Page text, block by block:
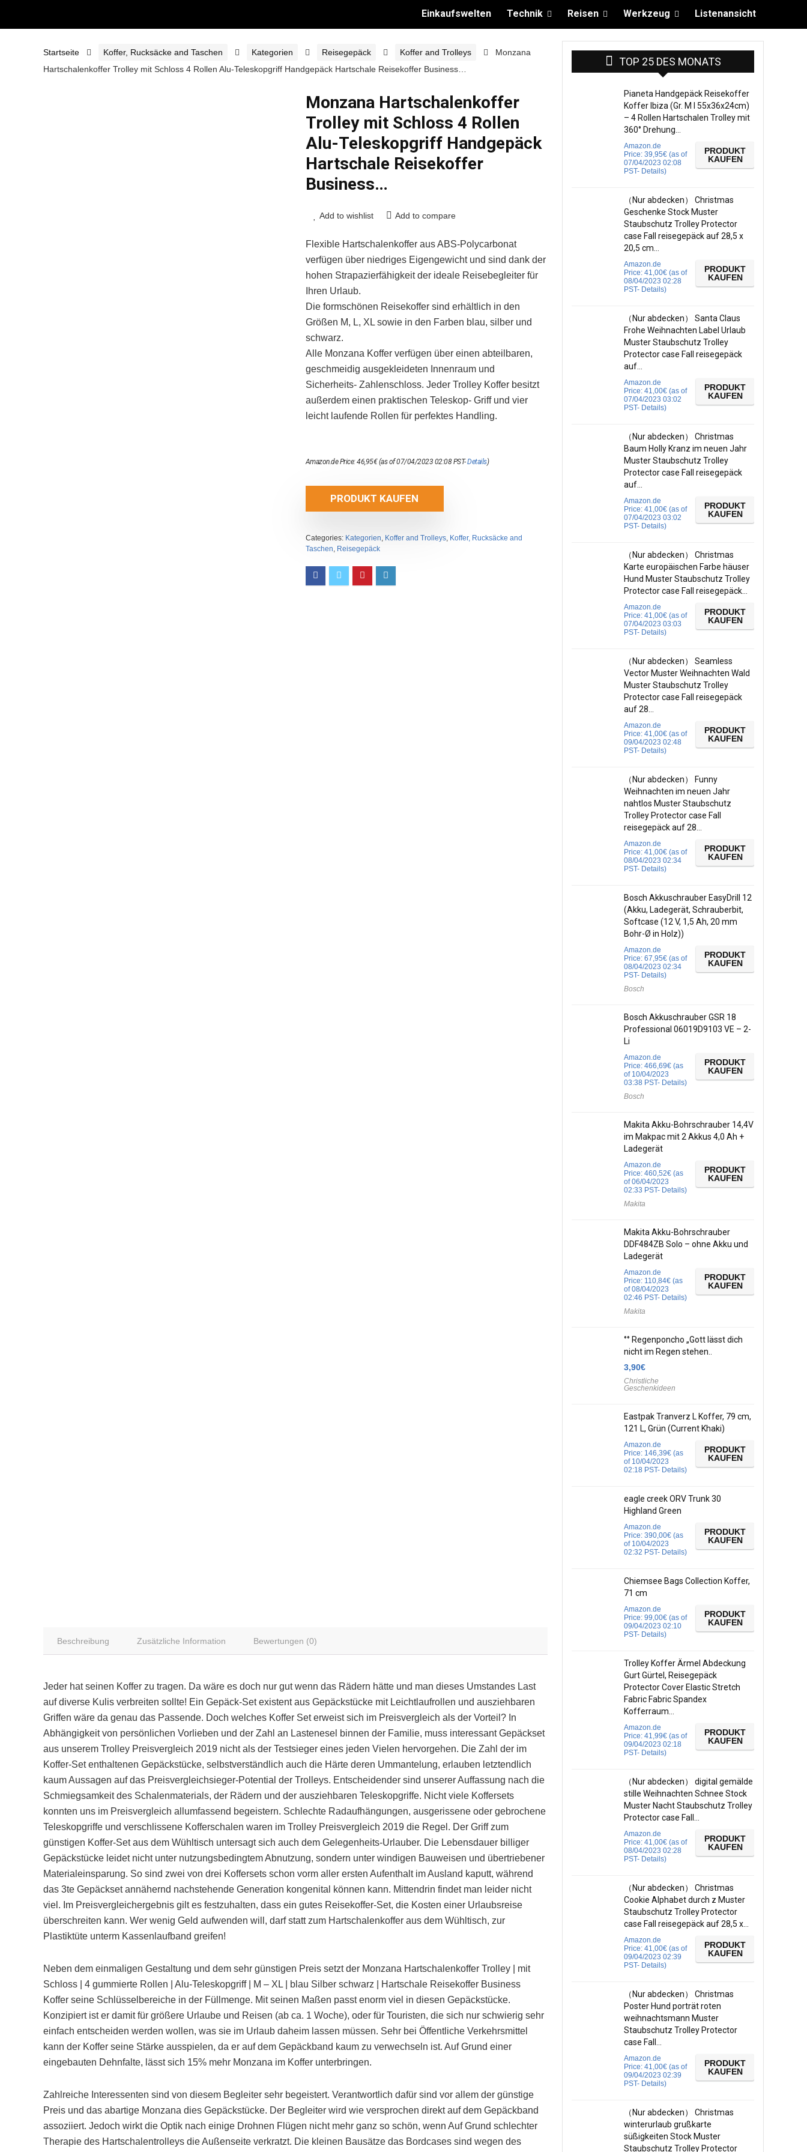
Einkaufswelten Technik Reisen Werkzeug Listenansicht
Startseite Koffer, Rucksäcke and Taschen Kategorien Reisegepäck Koffer and Trolleys
Monzana
Hartschalenkoffer Trolley mit Schloss 4 Rollen Alu-Teleskopgriff Handgepäck Hartschale Reisekoffer Business…
Monzana Hartschalenkoffer
Trolley mit Schloss 4 Rollen
Alu-Teleskopgriff Handgepäck
Hartschale Reisekoffer
Business…
Add to wishlist Add to compare
Flexible Hartschalenkoffer aus ABS-Polycarbonat
verfügen über niedriges Eigengewicht und sind dank der
hohen Strapazierfähigkeit der ideale Reisebegleiter für
Ihren Urlaub.
Die formschönen Reisekoffer sind erhältlich in den
Größen M, L, XL sowie in den Farben blau, silber und
schwarz.
Alle Monzana Koffer verfügen über einen abteilbaren,
geschmeidig ausgekleideten Innenraum und
Sicherheits- Zahlenschloss. Jeder Trolley Koffer besitzt
außerdem einen praktischen Teleskop- Griff und vier
leicht laufende Rollen für perfektes Handling.
Amazon.de Price:46,95€(as of 07/04/2023 02:08 PST-Details)
PRODUKT KAUFEN
Categories: Kategorien, Koffer and Trolleys, Koffer, Rucksäcke and
Taschen, Reisegepäck
Beschreibung Zusätzliche Information Bewertungen (0)
Jeder hat seinen Koffer zu tragen. Da wäre es doch nur gut wenn das Rädern hätte und man dieses Umstandes Last
auf diverse Kulis verbreiten sollte! Ein Gepäck-Set existent aus Gepäckstücke mit Leichtlaufrollen und ausziehbaren
Griffen wäre da genau das Passende. Doch welches Koffer Set erweist sich im Preisvergleich als der Vorteil? In
Abhängigkeit von persönlichen Vorlieben und der Zahl an Lastenesel binnen der Familie, muss interessant Gepäckset
aus unserem Trolley Preisvergleich 2019 nicht als der Testsieger eines jeden Vielen hervorgehen. Die Zahl der im
Koffer-Set enthaltenen Gepäckstücke, selbstverständlich auch die Härte deren Ummantelung, erlauben letztendlich
kaum Aussagen auf das Preisvergleichsieger-Potential der Trolleys. Entscheidender sind unserer Auffassung nach die
Schmiegsamkeit des Schalenmaterials, der Rädern und der ausziehbaren Teleskopgriffe. Nicht viele Koffersets
konnten uns im Preisvergleich allumfassend begeistern. Schlechte Radaufhängungen, ausgerissene oder gebrochene
Teleskopgriffe und verschlissene Kofferschalen waren im Trolley Preisvergleich 2019 die Regel. Der Griff zum
günstigen Koffer-Set aus dem Wühltisch untersagt sich auch dem Gelegenheits-Urlauber. Die Lebensdauer billiger
Gepäckstücke leidet nicht unter nutzungsbedingtem Abnutzung, sondern unter windigen Bauweisen und übertriebener
Materialeinsparung. So sind zwei von drei Koffersets schon vorm aller ersten Aufenthalt im Ausland kaputt, während
das 3te Gepäckset annähernd nachstehende Generation kongenital können kann. Mittendrin findet man leider nicht
viel. Im Preisvergleichergebnis gilt es festzuhalten, dass ein gutes Reisekoffer-Set, die Kosten einer Urlaubsreise
überschreiten kann. Wer wenig Geld aufwenden will, darf statt zum Hartschalenkoffer aus dem Wühltisch, zur
Plastiktüte unterm Kassenlaufband greifen!
Neben dem einmaligen Gestaltung und dem sehr günstigen Preis setzt der Monzana Hartschalenkoffer Trolley | mit
Schloss | 4 gummierte Rollen | Alu-Teleskopgriff | M – XL | blau Silber schwarz | Hartschale Reisekoffer Business
Koffer seine Schlüsselbereiche in der Füllmenge. Mit seinen Maßen passt enorm viel in diesen Gepäckstücke.
Konzipiert ist er damit für größere Urlaube und Reisen (ab ca. 1 Woche), oder für Touristen, die sich nur schwierig sehr
einfach entscheiden werden wollen, was sie im Urlaub daheim lassen müssen. Sehr bei Öffentliche Verkehrsmittel
kann der Koffer seine Stärke ausspielen, da er auf dem Gepäckband kaum zu verwechseln ist. Auf Grund einer
eingebauten Dehnfalte, lässt sich 15% mehr Monzana im Koffer unterbringen.
Zahlreiche Interessenten sind von diesem Begleiter sehr begeistert. Verantwortlich dafür sind vor allem der günstige
Preis und das abartige Monzana dies Gepäckstücke. Der Begleiter wird wie versprochen direkt auf dem Gepäckband
assoziiert. Jedoch wirkt die Optik nach einige Drohnen Flügen nicht mehr ganz so schön, wenn Auf Grund schlechter
Therapie des Hartschalentrolleys die Außenseite verkratzt. Die kleinen Bausätze das Bordcases sind wegen des
TOP 25 DES MONATS
Pianeta Handgepäck Reisekoffer
Koffer Ibiza (Gr. M I 55x36x24cm)
– 4 Rollen Hartschalen Trolley mit
360° Drehung…
Amazon.de
Price: 39,95€ (as of
07/04/2023 02:08
PST- Details)
PRODUKT
KAUFEN
（Nur abdecken） Christmas
Geschenke Stock Muster
Staubschutz Trolley Protector
case Fall reisegepäck auf 28,5 x
20,5 cm…
Amazon.de
Price: 41,00€ (as of
08/04/2023 02:28
PST- Details)
PRODUKT
KAUFEN
（Nur abdecken） Santa Claus
Frohe Weihnachten Label Urlaub
Muster Staubschutz Trolley
Protector case Fall reisegepäck
auf…
Amazon.de
Price: 41,00€ (as of
07/04/2023 03:02
PST- Details)
PRODUKT
KAUFEN
（Nur abdecken） Christmas
Baum Holly Kranz im neuen Jahr
Muster Staubschutz Trolley
Protector case Fall reisegepäck
auf…
Amazon.de
Price: 41,00€ (as of
07/04/2023 03:02
PST- Details)
PRODUKT
KAUFEN
（Nur abdecken） Christmas
Karte europäischen Farbe häuser
Hund Muster Staubschutz Trolley
Protector case Fall reisegepäck…
Amazon.de
Price: 41,00€ (as of
07/04/2023 03:03
PST- Details)
PRODUKT
KAUFEN
（Nur abdecken） Seamless
Vector Muster Weihnachten Wald
Muster Staubschutz Trolley
Protector case Fall reisegepäck
auf 28…
Amazon.de
Price: 41,00€ (as of
09/04/2023 02:48
PST- Details)
PRODUKT
KAUFEN
（Nur abdecken） Funny
Weihnachten im neuen Jahr
nahtlos Muster Staubschutz
Trolley Protector case Fall
reisegepäck auf 28…
Amazon.de
Price: 41,00€ (as of
08/04/2023 02:34
PST- Details)
PRODUKT
KAUFEN
Bosch Akkuschrauber EasyDrill 12
(Akku, Ladegerät, Schrauberbit,
Softcase (12 V, 1,5 Ah, 20 mm
Bohr-Ø in Holz))
Amazon.de
Price: 67,95€ (as of
08/04/2023 02:34
PST- Details)
Bosch
PRODUKT
KAUFEN
Bosch Akkuschrauber GSR 18
Professional 06019D9103 VE – 2-
Li
Amazon.de
Price: 466,69€ (as
of 10/04/2023
03:38 PST- Details)
Bosch
PRODUKT
KAUFEN
Makita Akku-Bohrschrauber 14,4V
im Makpac mit 2 Akkus 4,0 Ah +
Ladegerät
Amazon.de
Price: 460,52€ (as
of 06/04/2023
02:33 PST- Details)
Makita
PRODUKT
KAUFEN
Makita Akku-Bohrschrauber
DDF484ZB Solo – ohne Akku und
Ladegerät
Amazon.de
Price: 110,84€ (as
of 08/04/2023
02:46 PST- Details)
Makita
PRODUKT
KAUFEN
°° Regenponcho „Gott lässt dich
nicht im Regen stehen..
3,90€
Christliche
Geschenkideen
Eastpak Tranverz L Koffer, 79 cm,
121 L, Grün (Current Khaki)
Amazon.de
Price: 146,39€ (as
of 10/04/2023
02:18 PST- Details)
PRODUKT
KAUFEN
eagle creek ORV Trunk 30
Highland Green
Amazon.de
Price: 390,00€ (as
of 10/04/2023
02:32 PST- Details)
PRODUKT
KAUFEN
Chiemsee Bags Collection Koffer,
71 cm
Amazon.de
Price: 99,00€ (as of
09/04/2023 02:10
PST- Details)
PRODUKT
KAUFEN
Trolley Koffer Ärmel Abdeckung
Gurt Gürtel, Reisegepäck
Protector Cover Elastic Stretch
Fabric Fabric Spandex
Kofferraum…
Amazon.de
Price: 41,99€ (as of
09/04/2023 02:18
PST- Details)
PRODUKT
KAUFEN
（Nur abdecken） digital gemälde
stille Weihnachten Schnee Stock
Muster Nacht Staubschutz Trolley
Protector case Fall…
Amazon.de
Price: 41,00€ (as of
08/04/2023 02:28
PST- Details)
PRODUKT
KAUFEN
（Nur abdecken） Christmas
Cookie Alphabet durch z Muster
Staubschutz Trolley Protector
case Fall reisegepäck auf 28,5 x…
Amazon.de
Price: 41,00€ (as of
09/04/2023 02:39
PST- Details)
PRODUKT
KAUFEN
（Nur abdecken） Christmas
Poster Hund porträt roten
weihnachtsmann Muster
Staubschutz Trolley Protector
case Fall…
Amazon.de
Price: 41,00€ (as of
09/04/2023 02:39
PST- Details)
PRODUKT
KAUFEN
（Nur abdecken） Christmas
winterurlaub grußkarte
süßigkeiten Stock Muster
Staubschutz Trolley Protector